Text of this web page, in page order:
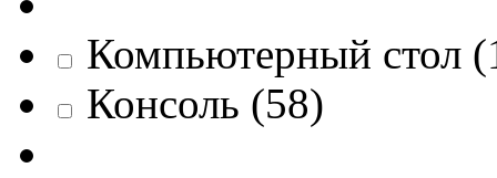
Компьютерный стол (
Консоль (58)